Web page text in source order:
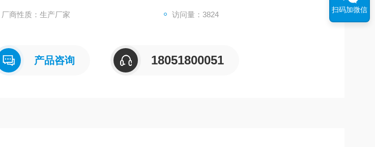
厂商性质：生产厂家 访问量：3824
产品咨询 18051800051
扫码加微信